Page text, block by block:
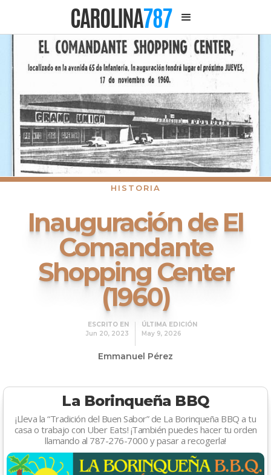
CAROLINA787
HISTORIA
Inauguración de El
Comandante
Shopping Center
(1960)
ESCRITO EN
Jun 20, 2023
ÚLTIMA EDICIÓN
May 9, 2026
Emmanuel Pérez
La Borinqueña BBQ
¡Lleva la “Tradición del Buen Sabor” de La Borinqueña BBQ a tu
casa o trabajo con Uber Eats! ¡También puedes hacer tu orden
llamando al 787-276-7000 y pasar a recogerla!